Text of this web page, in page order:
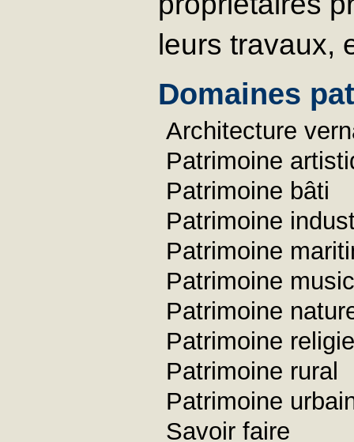
leurs travaux,
Domaines
Architecture
Patrimoine
Patrimoine bâti
Patrimoine
Patrimoine
Patrimoine
Patrimoine
Patrimoine
Patrimoine rural
Patrimoine
Savoir faire